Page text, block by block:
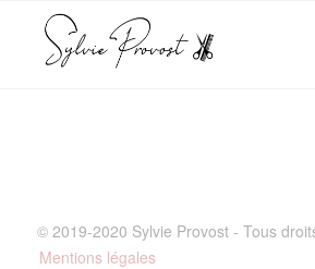
© 2019-2020 Sylvie Provost - Tous
Mentions légales